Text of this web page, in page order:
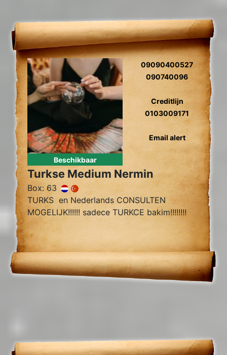
Beschikbaar
09090400527
090740096
Creditlijn
0103009171
Email alert
Turkse Medium Nermin
Box: 63
TURKS en Nederlands CONSULTEN
MOGELIJK!!!!!! sadece TURKCE bakim!!!!!!!!